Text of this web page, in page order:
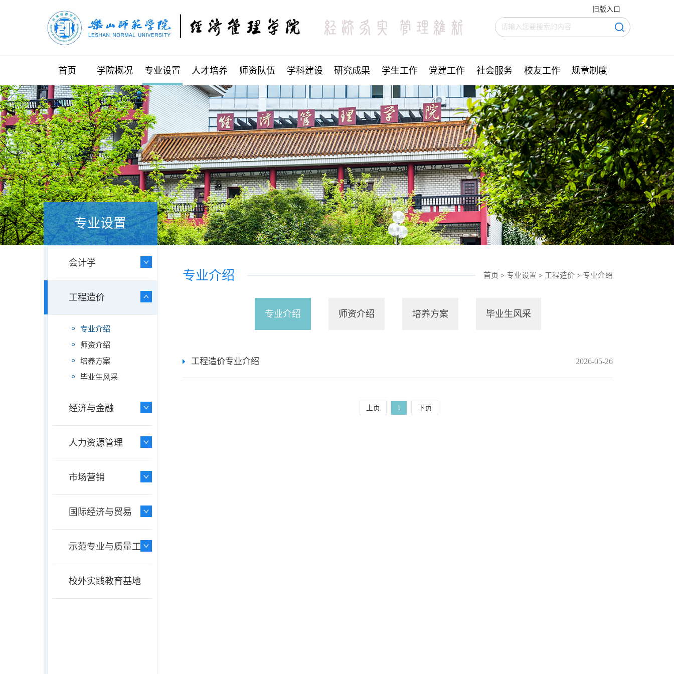
旧版入口
首页 学院概况 专业设置 人才培养 师资队伍 学科建设 研究成果 学生工作 党建工作 社会服务 校友工作 规章制度
专业设置
会计学
工程造价
专业介绍
师资介绍
培养方案
毕业生风采
经济与金融
人力资源管理
市场营销
国际经济与贸易
示范专业与质量工程
校外实践教育基地
首页 > 专业设置 > 工程造价> 专业介绍
专业介绍
专业介绍 师资介绍 培养方案 毕业生风采
工程造价专业介绍 2026-05-26
上页 1 下页